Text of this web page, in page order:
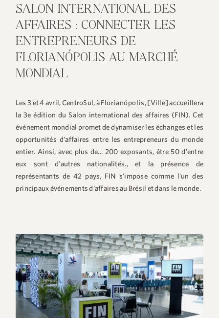
SALON INTERNATIONAL DES
AFFAIRES : CONNECTER LES
ENTREPRENEURS DE
FLORIANÓPOLIS AU MARCHÉ
MONDIAL
Les 3 et 4 avril, CentroSul, àFlorianópolis, [Ville] accueillera
la 3e édition du Salon international des affaires (FIN). Cet
événement mondial promet de dynamiser les échanges et les
opportunités d'affaires entre les entrepreneurs du monde
entier. Ainsi, avec plus de... 200 exposants, être50 d'entre
eux sont d'autres nationalités., et la présence de
représentants de42 pays, FIN s'impose comme l'un des
principaux événements d'affaires au Brésil et dans le monde.